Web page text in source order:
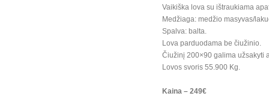
Vaikiška lova su ištraukiama
Medžiaga: medžio masyvas/
Spalva: balta.
Lova parduodama be čiužinio.
Čiužinį 200×90 galima užsakyti
Lovos svoris 55.900 Kg.
Kaina – 249€